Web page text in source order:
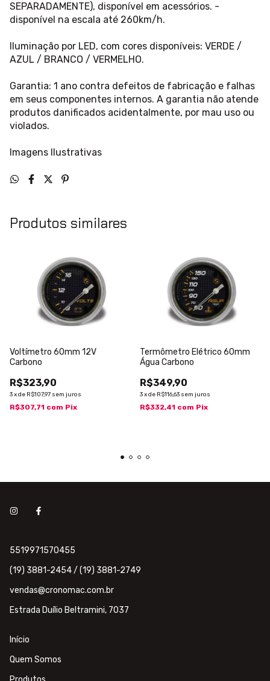
SEPARADAMENTE), disponível em acessórios. -
disponível na escala até 260km/h.
Iluminação por LED, com cores disponíveis: VERDE /
AZUL / BRANCO / VERMELHO.
Garantia: 1 ano contra defeitos de fabricação e falhas
em seus componentes internos. A garantia não atende
produtos danificados acidentalmente, por mau uso ou
violados.
Imagens Ilustrativas
Produtos similares
Voltímetro 60mm 12V
Carbono
R$323,90
3xde R$107,97 sem juros
R$307,71 com Pix
Termômetro Elétrico 60mm
Água Carbono
R$349,90
3xde R$116,63 sem juros
R$332,41 com Pix
5519971570455
(19) 3881-2454 / (19) 3881-2749
vendas@cronomac.com.br
Estrada Duílio Beltramini, 7037
Início
Quem Somos